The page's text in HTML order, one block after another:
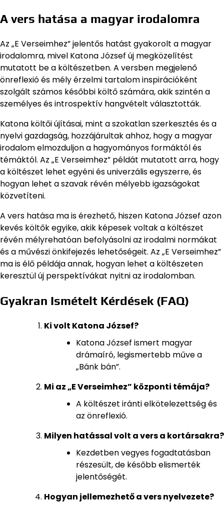
A vers hatása a magyar irodalomra
Az „E Verseimhez” jelentős hatást gyakorolt a magyar
irodalomra, mivel Katona József új megközelítést
mutatott be a költészetben. A versben megjelenő
önreflexió és mély érzelmi tartalom inspirációként
szolgált számos későbbi költő számára, akik szintén a
személyes és introspektív hangvételt választották.
Katona költői újításai, mint a szokatlan szerkesztés és a
nyelvi gazdagság, hozzájárultak ahhoz, hogy a magyar
irodalom elmozduljon a hagyományos formáktól és
témáktól. Az „E Verseimhez” példát mutatott arra, hogy
a költészet lehet egyéni és univerzális egyszerre, és
hogyan lehet a szavak révén mélyebb igazságokat
közvetíteni.
A vers hatása ma is érezhető, hiszen Katona József azon
kevés költők egyike, akik képesek voltak a költészet
révén mélyrehatóan befolyásolni az irodalmi normákat
és a művészi önkifejezés lehetőségeit. Az „E Verseimhez”
ma is élő példája annak, hogyan lehet a költészeten
keresztül új perspektívákat nyitni az irodalomban.
Gyakran Ismételt Kérdések (FAQ)
Ki volt Katona József?
Katona József ismert magyar
drámaíró, legismertebb műve a
„Bánk bán”.
Mi az „E Verseimhez” központi témája?
A költészet iránti elkötelezettség és
az önreflexió.
Milyen hatással volt a vers a kortársakra?
Kezdetben vegyes fogadtatásban
részesült, de később elismerték
jelentőségét.
Hogyan jellemezhető a vers nyelvezete?